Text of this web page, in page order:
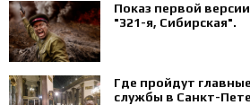
Показ первой
"321-я, Сибирская".
Где пройдут
службы в Санкт-